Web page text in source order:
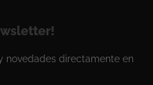
novedades directamente en